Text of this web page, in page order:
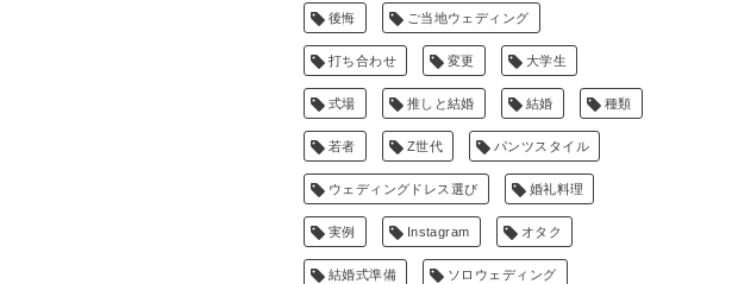
後悔 ご当地ウェディング
打ち合わせ 変更 大学生
式場 推しと結婚 結婚 種類
若者 Z世代 パンツスタイル
ウェディングドレス選び 婚礼料理
実例 Instagram オタク
結婚式準備 ソロウェディング